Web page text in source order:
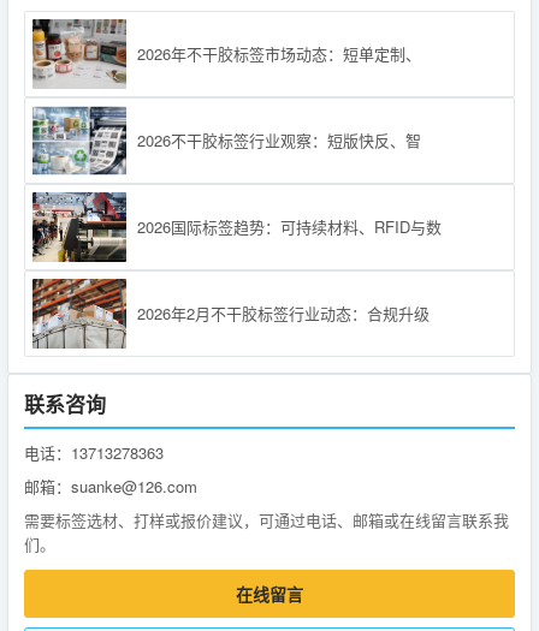
2026年不干胶标签市场动态：短单定制、
2026不干胶标签行业观察：短版快反、智
2026国际标签趋势：可持续材料、RFID与数
2026年2月不干胶标签行业动态：合规升级
联系咨询
电话：13713278363
邮箱：suanke@126.com
需要标签选材、打样或报价建议，可通过电话、邮箱或在线留言联系我
们。
在线留言